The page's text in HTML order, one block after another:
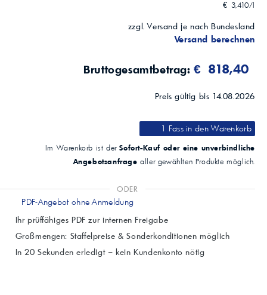
€ 3,410/l
zzgl. Versand je nach Bundesland
Versand berechnen
Bruttogesamtbetrag:€ 818,40
Preis gültig bis 14.08.2026
1 Fassin den Warenkorb
Im Warenkorb ist derSofort-Kauf oder eine unverbindliche
Angebotsanfrage aller gewählten Produkte möglich.
ODER
PDF-Angebot ohne Anmeldung
Ihr prüffähiges PDF zur internen Freigabe
Großmengen: Staffelpreise & Sonderkonditionen möglich
In 20 Sekunden erledigt – kein Kundenkonto nötig